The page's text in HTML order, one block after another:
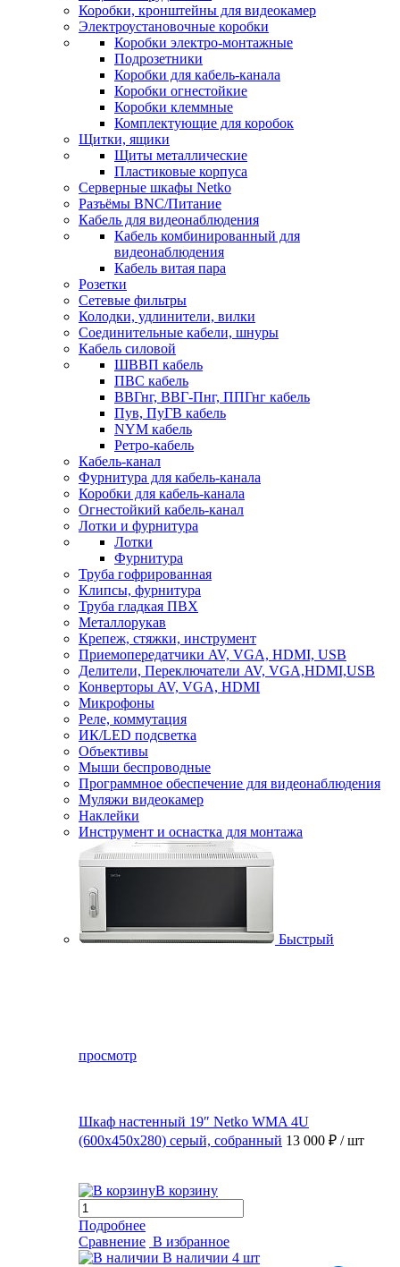
Коробки, кронштейны для видеокамер
Электроустановочные коробки
Коробки электро-монтажные
Подрозетники
Коробки для кабель-канала
Коробки огнестойкие
Коробки клеммные
Комплектующие для коробок
Щитки, ящики
Щиты металлические
Пластиковые корпуса
Серверные шкафы Netko
Разъёмы BNC/Питание
Кабель для видеонаблюдения
Кабель комбинированный для
видеонаблюдения
Кабель витая пара
Розетки
Сетевые фильтры
Колодки, удлинители, вилки
Соединительные кабели, шнуры
Кабель силовой
ШВВП кабель
ПВС кабель
ВВГнг, ВВГ-Пнг, ППГнг кабель
Пув, ПуГВ кабель
NYM кабель
Ретро-кабель
Кабель-канал
Фурнитура для кабель-канала
Коробки для кабель-канала
Огнестойкий кабель-канал
Лотки и фурнитура
Лотки
Фурнитура
Труба гофрированная
Клипсы, фурнитура
Труба гладкая ПВХ
Металлорукав
Крепеж, стяжки, инструмент
Приемопередатчики AV, VGA, HDMI, USB
Делители, Переключатели AV, VGA,HDMI,USB
Конверторы AV, VGA, HDMI
Микрофоны
Реле, коммутация
ИК/LED подсветка
Объективы
Мыши беспроводные
Программное обеспечение для видеонаблюдения
Муляжи видеокамер
Наклейки
Инструмент и оснастка для монтажа
Быстрый
просмотр
Шкаф настенный 19″ Netko WMA 4U
(600x450x280) серый, собранный 13 000 ₽ / шт
В корзину
Подробнее
Сравнение В избранное
В наличии 4 шт